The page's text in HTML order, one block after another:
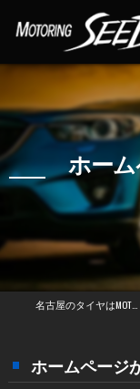
ホー
名古屋のタイヤはMOTORING SEED
ホームページ